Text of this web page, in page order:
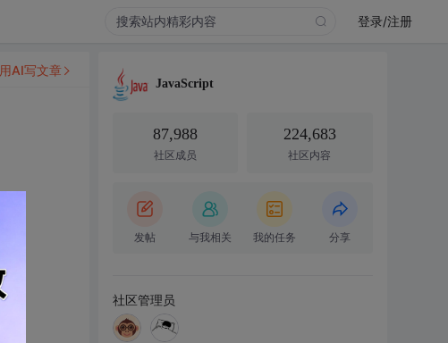
登录/注册
用AI写文章
JavaScript
87,988
社区成员
224,683
社区内容
发帖 与我相关 我的任务 分享
社区管理员